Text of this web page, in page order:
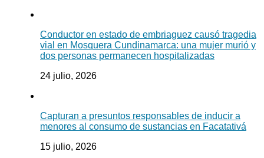
Conductor en estado de embriaguez causó tragedia
vial en Mosquera Cundinamarca: una mujer murió y
dos personas permanecen hospitalizadas
24 julio, 2026
Capturan a presuntos responsables de inducir a
menores al consumo de sustancias en Facatativá
15 julio, 2026